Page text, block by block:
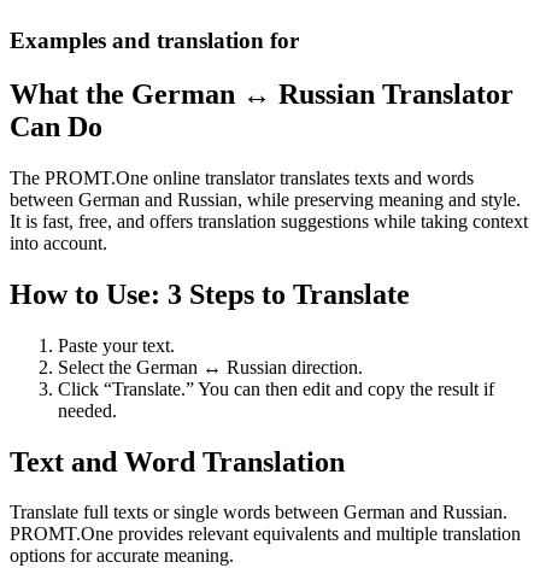
Examples and translation for
What the German ↔ Russian Translator
Can Do
The PROMT.One online translator translates texts and words
between German and Russian, while preserving meaning and style.
It is fast, free, and offers translation suggestions while taking context
into account.
How to Use: 3 Steps to Translate
Paste your text.
Select the German ↔ Russian direction.
Click “Translate.” You can then edit and copy the result if
needed.
Text and Word Translation
Translate full texts or single words between German and Russian.
PROMT.One provides relevant equivalents and multiple translation
options for accurate meaning.